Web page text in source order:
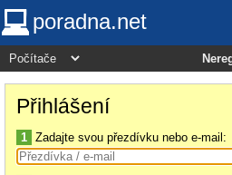
poradna.net
Přihlášení
1 Zadajte svou přezdívku nebo e-mail: